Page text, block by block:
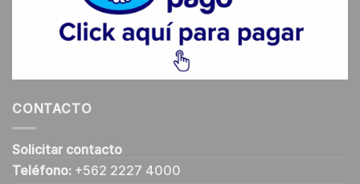
CONTACTO
Solicitar contacto
Teléfono: +562 2227 4000